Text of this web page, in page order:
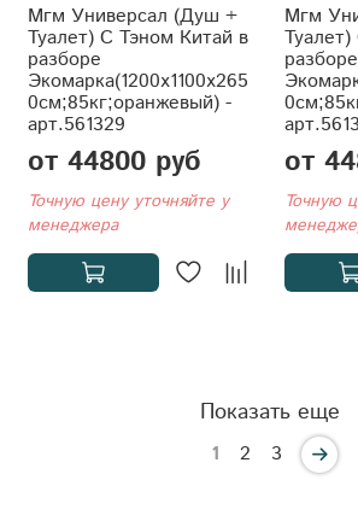
Мгм Универсал (Душ +
Туалет) С Тэном Китай в
разборе
Экомарка(1200x1100x265
0см;85кг;оранжевый) -
арт.561329
от 44800 руб
Точную цену уточняйте у
менеджера
Мгм
разборе
от
Точную
Показать еще
1 2 3